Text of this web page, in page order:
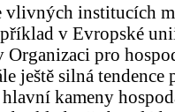
vlivných institucích
v Evropské
Organizaci pro
ještě silná
hlavní kameny